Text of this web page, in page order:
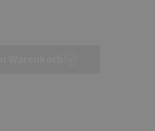
gewünschten Wert